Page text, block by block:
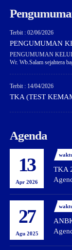
Terbit : 02/06/2026
PENGUMUMAN
PENGUMUMAN
Wr. Wb.Salam sejahtera
Terbit : 14/04/2026
TKA (TEST
Agenda
13
Apr 2026
TKA
27
Agu 2025